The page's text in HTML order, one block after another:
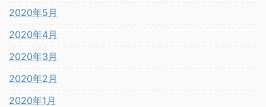
2020年5月
2020年4月
2020年3月
2020年2月
2020年1月